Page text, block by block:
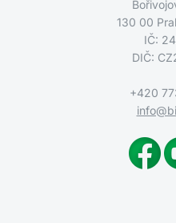
130 00
IČ:
DIČ:
+420